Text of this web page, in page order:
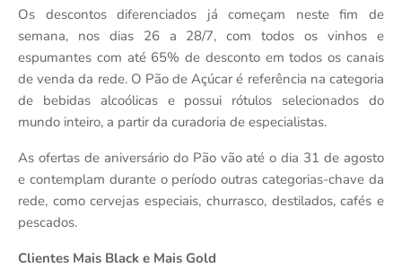
Os descontos diferenciados já começam neste fim de
semana, nos dias 26 a 28/7, com todos os vinhos e
espumantes com até 65% de desconto em todos os canais
de venda da rede. O Pão de Açúcar é referência na categoria
de bebidas alcoólicas e possui rótulos selecionados do
mundo inteiro, a partir da curadoria de especialistas.
As ofertas de aniversário do Pão vão até o dia 31 de agosto
e contemplam durante o período outras categorias-chave da
rede, como cervejas especiais, churrasco, destilados, cafés e
pescados.
Clientes Mais Black e Mais Gold